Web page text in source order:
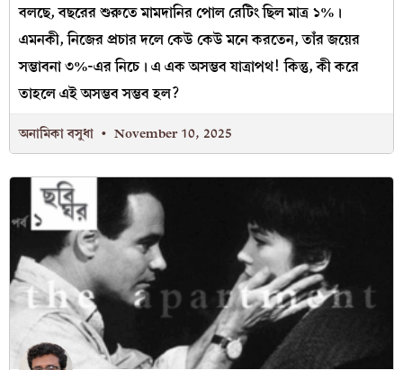
বলছে, বছরের শুরুতে মামদানির পোল রেটিং ছিল মাত্র ১%।
এমনকী, নিজের প্রচার দলে কেউ কেউ মনে করতেন, তাঁর জয়ের
সম্ভাবনা ৩%-এর নিচে। এ এক অসম্ভব যাত্রাপথ! কিন্তু, কী করে
তাহলে এই অসম্ভব সম্ভব হল?
অনামিকা বসুধা November 10, 2025